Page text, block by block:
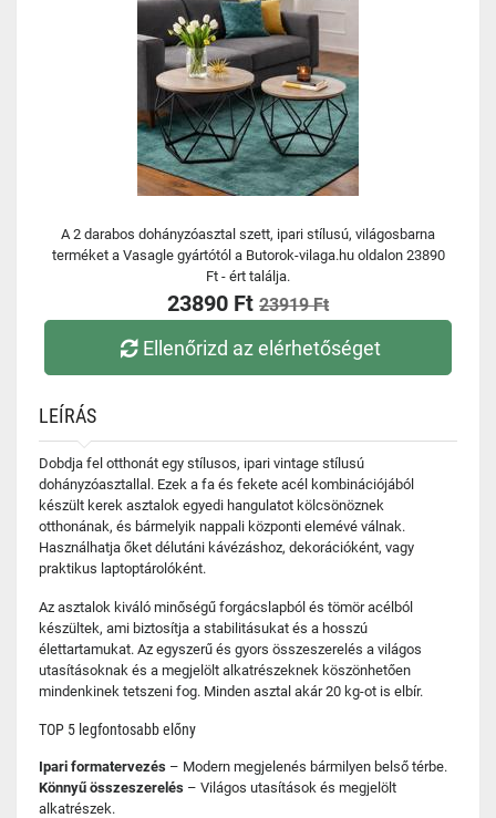
A 2 darabos dohányzóasztal szett, ipari stílusú, világosbarna
terméket a Vasagle gyártótól a Butorok-vilaga.hu oldalon 23890
Ft - ért találja.
23890 Ft 23919 Ft
Ellenőrizd az elérhetőséget
LEÍRÁS
Dobdja fel otthonát egy stílusos, ipari vintage stílusú
dohányzóasztallal. Ezek a fa és fekete acél kombinációjából
készült kerek asztalok egyedi hangulatot kölcsönöznek
otthonának, és bármelyik nappali központi elemévé válnak.
Használhatja őket délutáni kávézáshoz, dekorációként, vagy
praktikus laptoptárolóként.
Az asztalok kiváló minőségű forgácslapból és tömör acélból
készültek, ami biztosítja a stabilitásukat és a hosszú
élettartamukat. Az egyszerű és gyors összeszerelés a világos
utasításoknak és a megjelölt alkatrészeknek köszönhetően
mindenkinek tetszeni fog. Minden asztal akár 20 kg-ot is elbír.
TOP 5 legfontosabb előny
Ipari formatervezés – Modern megjelenés bármilyen belső térbe.
Könnyű összeszerelés – Világos utasítások és megjelölt
alkatrészek.